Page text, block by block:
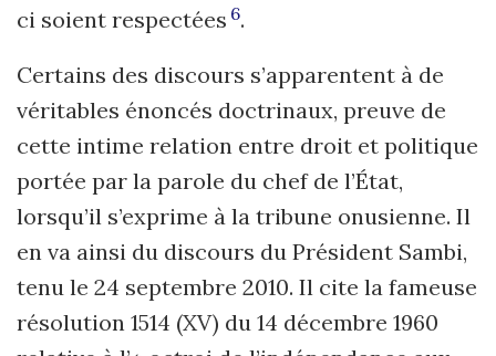
ci soient respectées 6.
Certains des discours s’apparentent à de
véritables énoncés doctrinaux, preuve de
cette intime relation entre droit et politique
portée par la parole du chef de l’État,
lorsqu’il s’exprime à la tribune onusienne. Il
en va ainsi du discours du Président Sambi,
tenu le 24 septembre 2010. Il cite la fameuse
résolution 1514 (XV) du 14 décembre 1960